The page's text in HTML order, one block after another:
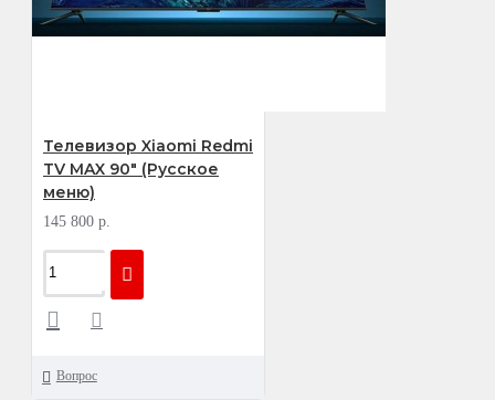
Телевизор Xiaomi Redmi
TV MAX 90" (Русское
меню)
145 800 р.
Вопрос